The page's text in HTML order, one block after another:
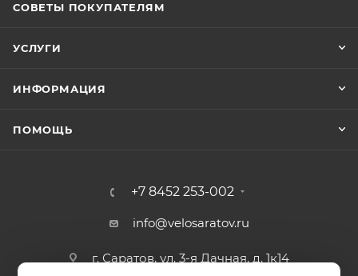
СОВЕТЫ ПОКУПАТЕЛЯМ
УСЛУГИ
ИНФОРМАЦИЯ
ПОМОЩЬ
+7 8452 253-002
info@velosaratov.ru
г. Саратов, ул. 3-я Дачная, д. 1к14